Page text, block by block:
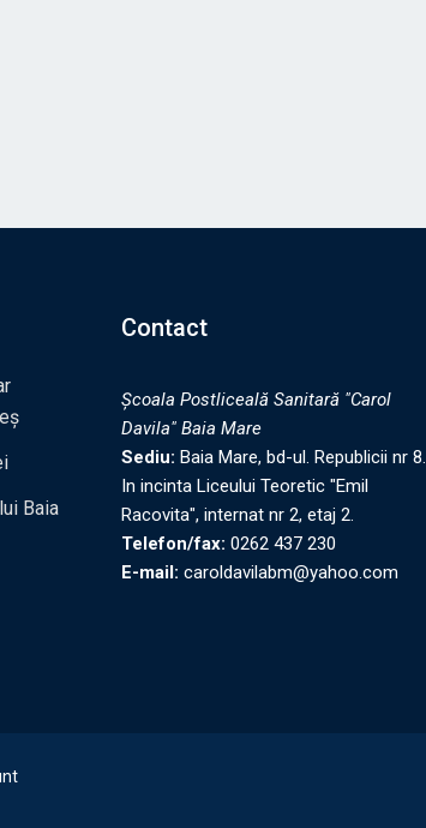
Baia
Contact
Şcoala Postliceală Sanitară "Carol
Davila" Baia Mare
Sediu: Baia Mare, bd-ul. Republicii nr 8.
In incinta Liceului Teoretic "Emil
Racovita", internat nr 2, etaj 2.
Telefon/fax: 0262 437 230
E-mail: caroldavilabm@yahoo.com